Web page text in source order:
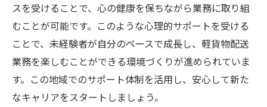
スを受けることで、心の健康を保ちながら業務に取り組
むことが可能です。このような心理的サポートを受ける
ことで、未経験者が自分のペースで成長し、軽貨物配送
業務を楽しむことができる環境づくりが進められていま
す。この地域でのサポート体制を活用し、安心して新た
なキャリアをスタートしましょう。